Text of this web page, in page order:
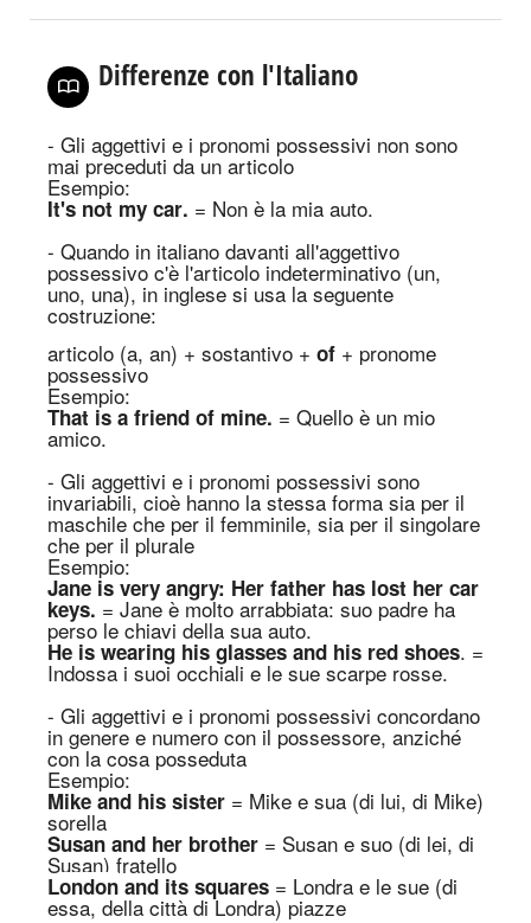
Differenze con l'Italiano
- Gli aggettivi e i pronomi possessivi non sono
mai preceduti da un articolo
Esempio:
It's not my car. = Non è la mia auto.
- Quando in italiano davanti all'aggettivo
possessivo c'è l'articolo indeterminativo (un,
uno, una), in inglese si usa la seguente
costruzione:
articolo (a, an) + sostantivo + of + pronome
possessivo
Esempio:
That is a friend of mine. = Quello è un mio
amico.
- Gli aggettivi e i pronomi possessivi sono
invariabili, cioè hanno la stessa forma sia per il
maschile che per il femminile, sia per il singolare
che per il plurale
Esempio:
Jane is very angry: Her father has lost her car
keys. = Jane è molto arrabbiata: suo padre ha
perso le chiavi della sua auto.
He is wearing his glasses and his red shoes. =
Indossa i suoi occhiali e le sue scarpe rosse.
- Gli aggettivi e i pronomi possessivi concordano
in genere e numero con il possessore, anziché
con la cosa posseduta
Esempio:
Mike and his sister = Mike e sua (di lui, di Mike)
sorella
Susan and her brother = Susan e suo (di lei, di
Susan) fratello
London and its squares = Londra e le sue (di
essa, della città di Londra) piazze